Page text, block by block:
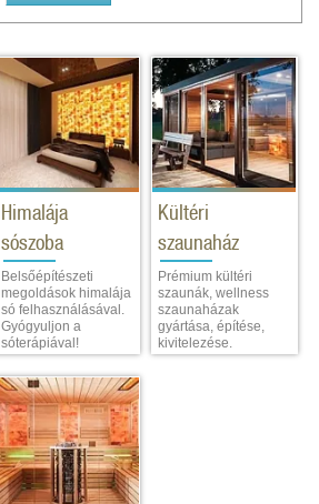
Himalája
sószoba
Belsőépítészeti
megoldások himalája
só felhasználásával.
Gyógyuljon a
sóterápiával!
Kültéri
szaunaház
Prémium kültéri
szaunák, wellness
szaunaházak
gyártása, építése,
kivitelezése.